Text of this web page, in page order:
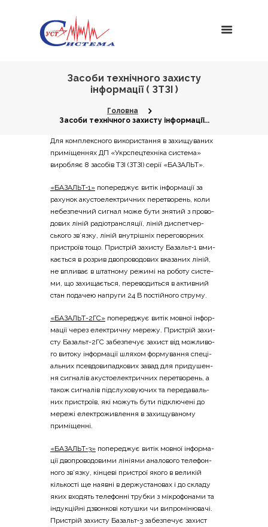
Засоби технічного захисту
інформації ( ЗТЗІ )
Головна
Засоби технічного захисту інформації...
Для ком­пле­ксно­го вико­ри­ста­н­ня в захи­щу­ва­них
при­мі­ще­н­нях ДП «Укр­спе­цте­хні­ка систе­ма»
виро­бляє 8 засо­бів ТЗІ (ЗТЗІ) серії «БАЗАЛЬТ».
«БАЗАЛЬТ‑1» попе­ре­джує витік інфор­ма­ції за
раху­нок аку­сто­еле­ктри­чних пере­тво­рень, коли
небез­пе­чний сигнал може бути зня­тий з про­во­
до­вих ліній радіо­транс­ля­ції, ліній дис­пе­тчер­
сько­го зв’язку, ліній вну­трі­шніх пере­го­вор­них
при­стро­їв тощо. При­стрій захи­сту Базальт‑1 вми­
ка­є­ться в роз­рив дво­про­во­до­вих вка­за­них ліній,
не впли­ває в шта­тно­му режи­мі на робо­ту систе­
ми, що захи­ща­є­ться, пере­во­ди­ться в актив­ний
стан пода­чею напру­ги 24 В постій­но­го струму.
«БАЗАЛЬТ-2ГС» попе­ре­джує витік мов­ної інфор­
ма­ції через еле­ктри­чну мере­жу. При­стрій захи­
сту Базальт-2ГС забез­пе­чує захист від можли­во­
го вито­ку інфор­ма­ції шля­хом фор­му­ва­н­ня спе­ці­
аль­них псев­до­ви­пад­ко­вих завад для при­ду­ше­н­
ня сигна­лів аку­сто­еле­ктри­чних пере­тво­рень, а
також сигна­лів під­слу­хо­ву­ю­чих та пере­да­валь­
них при­стро­їв, які можуть бути під­клю­че­ні до
мере­жі еле­ктро­жив­ле­н­ня в захи­щу­ва­но­му
приміщенні.
«БАЗАЛЬТ‑3» попе­ре­джує витік мов­ної інфор­ма­
ції дво­про­во­до­ви­ми ліні­я­ми ана­ло­во­го теле­фон­
но­го зв’язку, кін­це­ві при­строї яко­го в вели­кій
кіль­ко­сті ще наяв­ні в дер­ж­уста­но­вах і до скла­ду
яких вхо­дять теле­фон­ні труб­ки з мікро­фо­на­ми та
інду­кцій­ні дзвон­ко­ві коту­шки чи випро­мі­ню­ва­чі.
При­стрій захи­сту Базальт‑3 забез­пе­чує захист